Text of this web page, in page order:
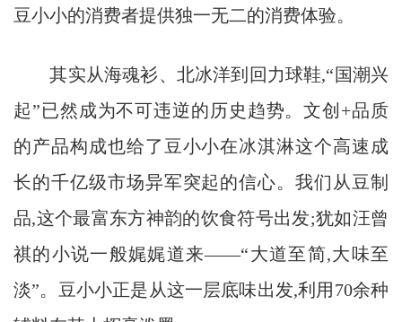
豆小小的消费者提供独一无二的消费体验。
其实从海魂衫、北冰洋到回力球鞋,“国潮兴
起”已然成为不可违逆的历史趋势。文创+品质
的产品构成也给了豆小小在冰淇淋这个高速成
长的千亿级市场异军突起的信心。我们从豆制
品,这个最富东方神韵的饮食符号出发;犹如汪曾
祺的小说一般娓娓道来——“大道至简,大味至
淡”。豆小小正是从这一层底味出发,利用70余种